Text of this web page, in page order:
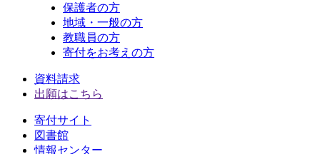
保護者の方
地域・一般の方
教職員の方
寄付をお考えの方
資料請求
出願はこちら
寄付サイト
図書館
情報センター